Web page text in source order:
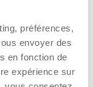
préférences,
envoyer des
en fonction de
expérience sur
économique et
de production fait
de